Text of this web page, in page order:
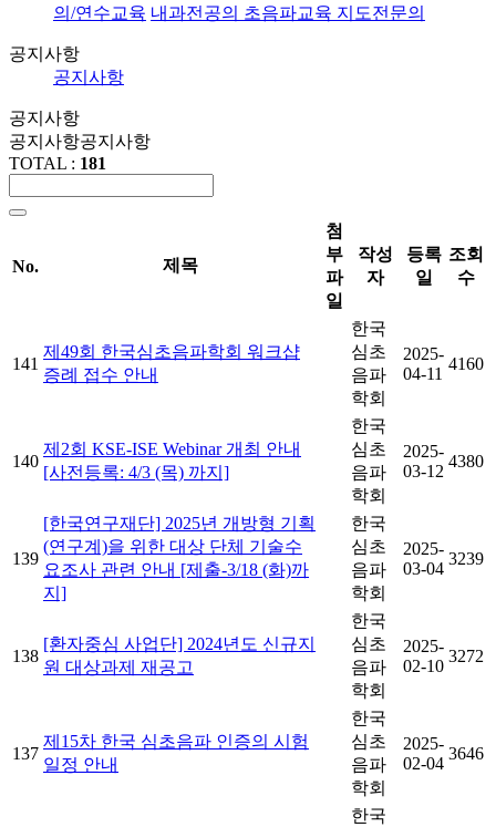
의/연수교육 내과전공의 초음파교육 지도전문의
공지사항
공지사항
공지사항
공지사항공지사항
TOTAL : 181
No. 제목
첨
부
파
일
작성
자
등록
일
조회
수
141
제49회 한국심초음파학회 워크샵
증례 접수 안내
한국
심초
음파
학회
2025-
04-11
4160
140
제2회 KSE-ISE Webinar 개최 안내
[사전등록: 4/3 (목) 까지]
한국
심초
음파
학회
2025-
03-12
4380
139
[한국연구재단] 2025년 개방형 기획
(연구계)을 위한 대상 단체 기술수
요조사 관련 안내 [제출-3/18 (화)까
지]
한국
심초
음파
학회
2025-
03-04
3239
138
[환자중심 사업단] 2024년도 신규지
원 대상과제 재공고
한국
심초
음파
학회
2025-
02-10
3272
137
제15차 한국 심초음파 인증의 시험
일정 안내
한국
심초
음파
학회
2025-
02-04
3646
한국